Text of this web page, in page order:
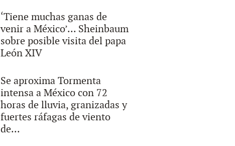
‘Tiene muchas ganas de
venir a México’... Sheinbaum
sobre posible visita del papa
León XIV
Se aproxima Tormenta
intensa a México con 72
horas de lluvia, granizadas y
fuertes ráfagas de viento
de...